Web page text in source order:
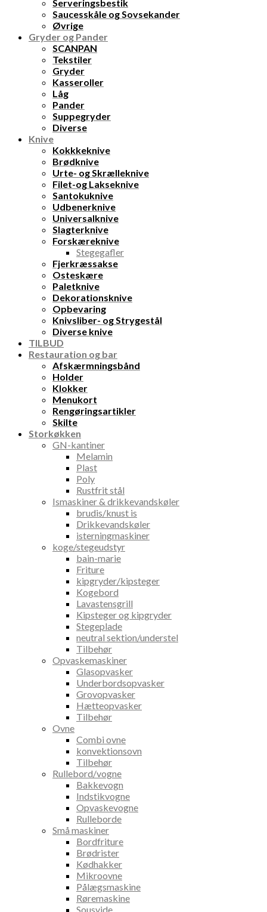
Serveringsbestik
Saucesskåle og Sovsekander
Øvrige
Gryder og Pander
SCANPAN
Tekstiler
Gryder
Kasseroller
Låg
Pander
Suppegryder
Diverse
Knive
Kokkkeknive
Brødknive
Urte- og Skrælleknive
Filet-og Lakseknive
Santokuknive
Udbenerknive
Universalknive
Slagterknive
Forskæreknive
Stegegafler
Fjerkræssakse
Osteskære
Paletknive
Dekorationsknive
Opbevaring
Knivsliber- og Strygestål
Diverse knive
TILBUD
Restauration og bar
Afskærmningsbånd
Holder
Klokker
Menukort
Rengøringsartikler
Skilte
Storkøkken
GN-kantiner
Melamin
Plast
Poly
Rustfrit stål
Ismaskiner & drikkevandskøler
brudis/knust is
Drikkevandskøler
isterningmaskiner
koge/stegeudstyr
bain-marie
Friture
kipgryder/kipsteger
Kogebord
Lavastensgrill
Kipsteger og kipgryder
Stegeplade
neutral sektion/understel
Tilbehør
Opvaskemaskiner
Glasopvasker
Underbordsopvasker
Grovopvasker
Hætteopvasker
Tilbehør
Ovne
Combi ovne
konvektionsovn
Tilbehør
Rullebord/vogne
Bakkevogn
Indstikvogne
Opvaskevogne
Rulleborde
Små maskiner
Bordfriture
Brødrister
Kødhakker
Mikroovne
Pålægsmaskine
Røremaskine
Sousvide